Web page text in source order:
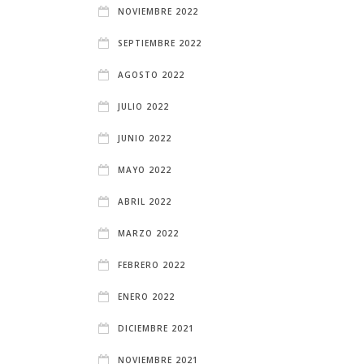
NOVIEMBRE 2022
SEPTIEMBRE 2022
AGOSTO 2022
JULIO 2022
JUNIO 2022
MAYO 2022
ABRIL 2022
MARZO 2022
FEBRERO 2022
ENERO 2022
DICIEMBRE 2021
NOVIEMBRE 2021